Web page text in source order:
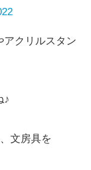
アクリルスタン
♪
文房具を